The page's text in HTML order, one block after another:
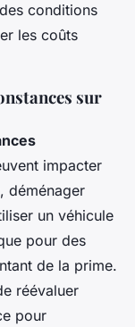
conditions
les coûts
sur
impacter
déménager
un véhicule
pour des
de la prime.
réévaluer
pour